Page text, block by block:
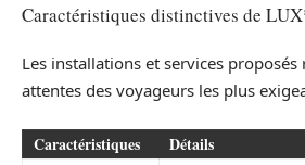
Caractéristiques distinctives de
Les installations et services
attentes des voyageurs les plus
Caractéristiques Détails